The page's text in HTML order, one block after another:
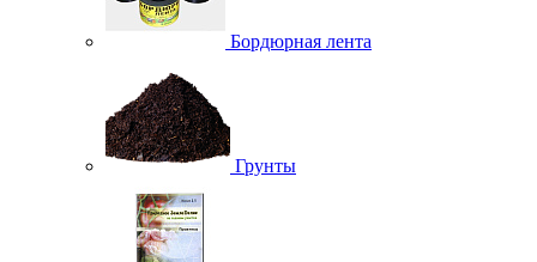
Бордюрная лента
Грунты